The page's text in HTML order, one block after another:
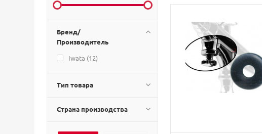
Бренд/
Производитель
Iwata (12)
Тип товара
Страна производства